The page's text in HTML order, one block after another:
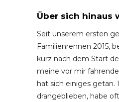
Über sich hinaus
Seit unserem ersten
Familienrennen 2015,
kurz nach dem Start
meine vor mir
hat sich einiges getan.
drangeblieben, habe